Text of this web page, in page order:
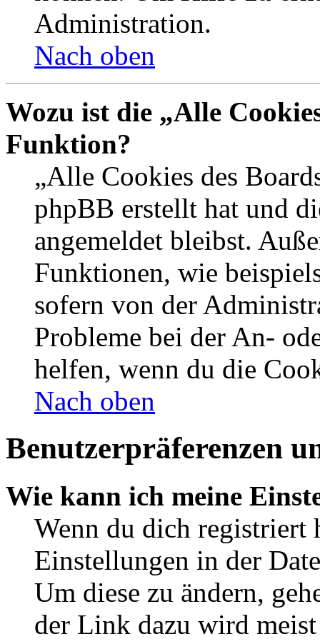
Administration.
Nach oben
Wozu ist die „Alle
Funktion?
„Alle Cookies des
phpBB erstellt hat und
angemeldet bleibst.
Funktionen, wie
sofern von der
Probleme bei der An-
helfen, wenn du die
Nach oben
Benutzerpräferenzen
Wie kann ich meine
Wenn du dich registriert
Einstellungen in der
Um diese zu ändern,
der Link dazu wird